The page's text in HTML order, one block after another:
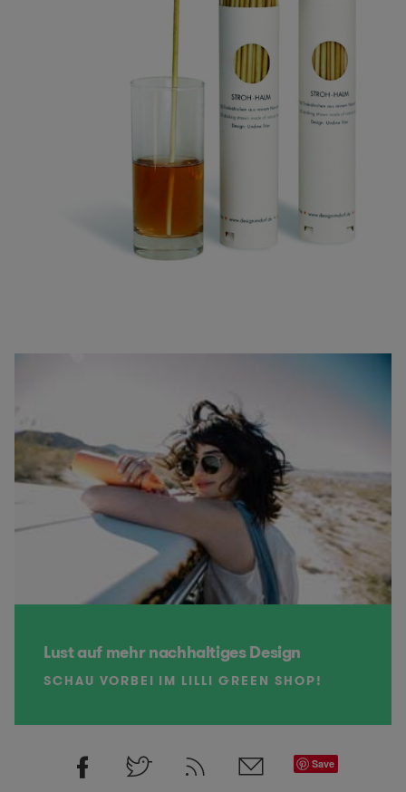
Lust auf mehr nachhaltiges Design
SCHAU VORBEI IM LILLI GREEN SHOP!
Save